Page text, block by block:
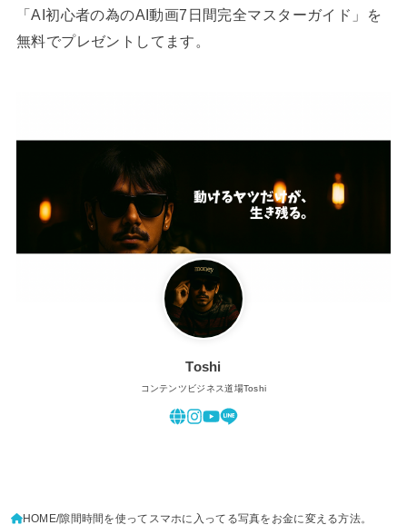
「AI初心者の為のAI動画7日間完全マスターガイド」を
無料でプレゼントしてます。
Toshi
コンテンツビジネス道場Toshi
HOME 隙間時間を使ってスマホに入ってる写真をお金に変える方法。